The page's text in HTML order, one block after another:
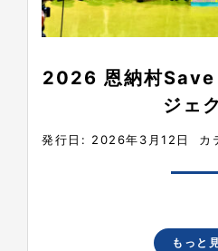
2026 恩納村
ジェ
発行日: 2026年3月12日 カ
もっと